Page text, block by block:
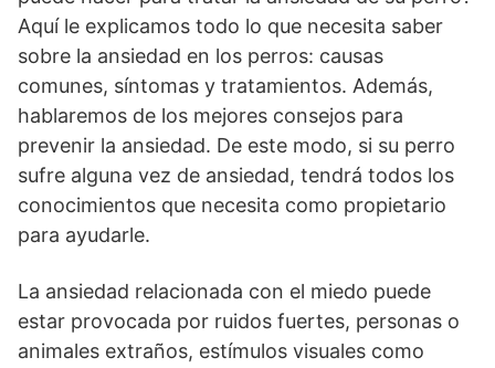
Aquí le explicamos todo lo que necesita saber
sobre la ansiedad en los perros: causas
comunes, síntomas y tratamientos. Además,
hablaremos de los mejores consejos para
prevenir la ansiedad. De este modo, si su perro
sufre alguna vez de ansiedad, tendrá todos los
conocimientos que necesita como propietario
para ayudarle.
La ansiedad relacionada con el miedo puede
estar provocada por ruidos fuertes, personas o
animales extraños, estímulos visuales como